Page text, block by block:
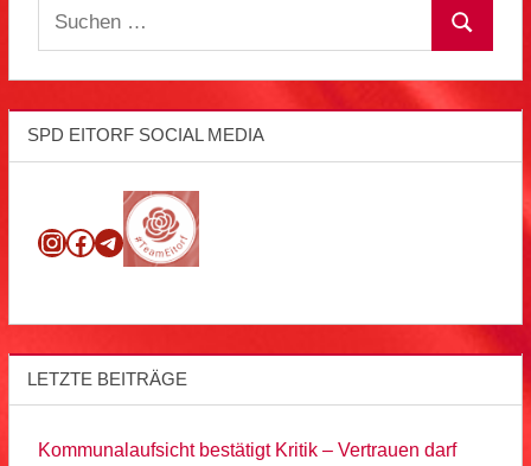
Suchen
Suchen
SPD EITORF SOCIAL MEDIA
Instagram
Facebook
Telegram
LETZTE BEITRÄGE
Kommunalaufsicht bestätigt Kritik – Vertrauen darf